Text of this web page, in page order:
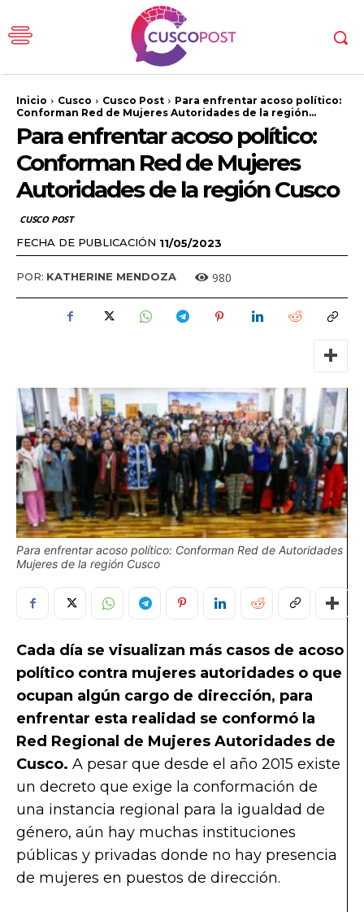
Inicio Cusco Cusco Post
Para enfrentar acoso político:
Conforman Red de Mujeres Autoridades de la región...
Para enfrentar acoso político:
Conforman Red de Mujeres
Autoridades de la región Cusco
CUSCO POST
FECHA DE PUBLICACIÓN 11/05/2023
POR: KATHERINE MENDOZA 980
Para enfrentar acoso político: Conforman Red de Autoridades
Mujeres de la región Cusco
Cada día se visualizan más casos de acoso
político contra mujeres autoridades o que
ocupan algún cargo de dirección, para
enfrentar esta realidad se conformó la
Red Regional de Mujeres Autoridades de
Cusco. A pesar que desde el año 2015 existe
un decreto que exige la conformación de
una instancia regional para la igualdad de
género, aún hay muchas instituciones
públicas y privadas donde no hay presencia
de mujeres en puestos de dirección.